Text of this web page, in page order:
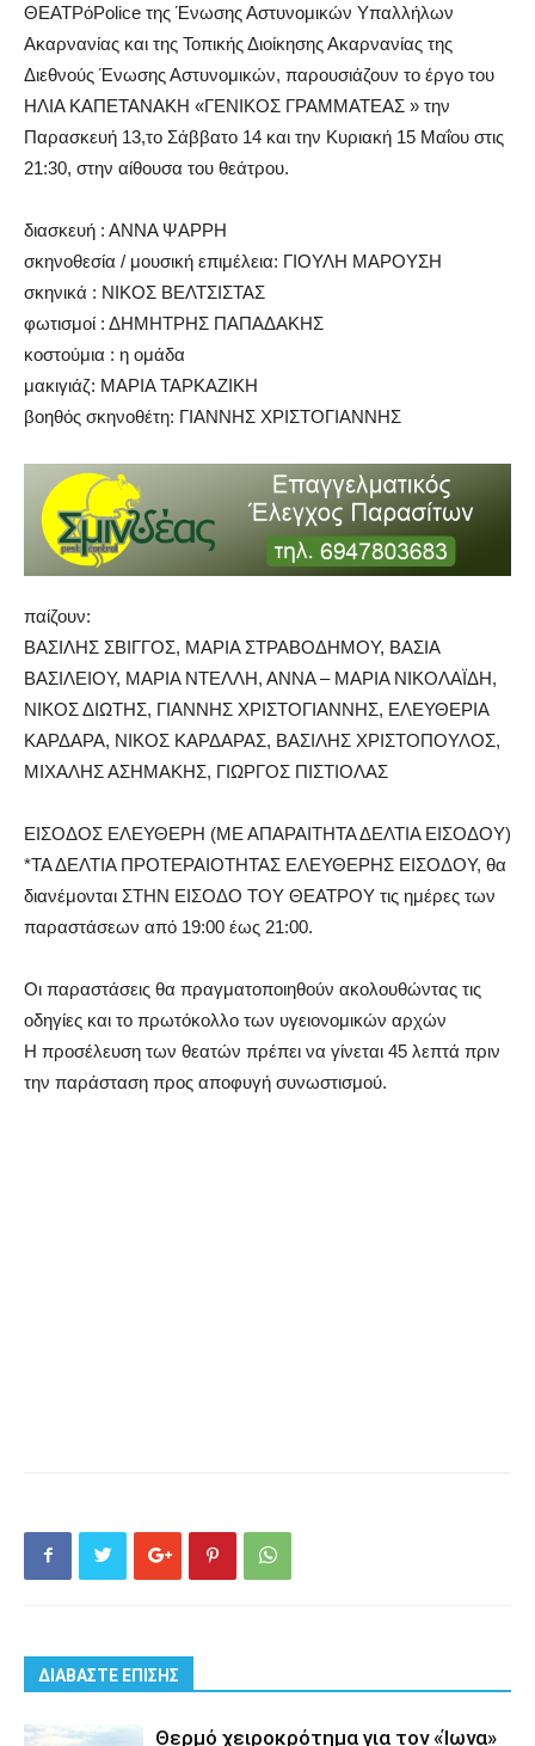
ΘΕΑΤΡόPolice της Ένωσης Αστυνομικών Υπαλλήλων
Ακαρνανίας και της Τοπικής Διοίκησης Ακαρνανίας της
Διεθνούς Ένωσης Αστυνομικών, παρουσιάζουν το έργο του
ΗΛΙΑ ΚΑΠΕΤΑΝΑΚΗ «ΓΕΝΙΚΟΣ ΓΡΑΜΜΑΤΕΑΣ » την
Παρασκευή 13,το Σάββατο 14 και την Κυριακή 15 Μαΐου στις
21:30, στην αίθουσα του θεάτρου.
διασκευή : ΑΝΝΑ ΨΑΡΡΗ
σκηνοθεσία / μουσική επιμέλεια: ΓΙΟΥΛΗ ΜΑΡΟΥΣΗ
σκηνικά : ΝΙΚΟΣ ΒΕΛΤΣΙΣΤΑΣ
φωτισμοί : ΔΗΜΗΤΡΗΣ ΠΑΠΑΔΑΚΗΣ
κοστούμια : η ομάδα
μακιγιάζ: ΜΑΡΙΑ ΤΑΡΚΑΖΙΚΗ
βοηθός σκηνοθέτη: ΓΙΑΝΝΗΣ ΧΡΙΣΤΟΓΙΑΝΝΗΣ
παίζουν:
ΒΑΣΙΛΗΣ ΣΒΙΓΓΟΣ, ΜΑΡΙΑ ΣΤΡΑΒΟΔΗΜΟΥ, ΒΑΣΙΑ
ΒΑΣΙΛΕΙΟΥ, ΜΑΡΙΑ ΝΤΕΛΛΗ, ΑΝΝΑ – ΜΑΡΙΑ ΝΙΚΟΛΑΪΔΗ,
ΝΙΚΟΣ ΔΙΩΤΗΣ, ΓΙΑΝΝΗΣ ΧΡΙΣΤΟΓΙΑΝΝΗΣ, ΕΛΕΥΘΕΡΙΑ
ΚΑΡΔΑΡΑ, ΝΙΚΟΣ ΚΑΡΔΑΡΑΣ, ΒΑΣΙΛΗΣ ΧΡΙΣΤΟΠΟΥΛΟΣ,
ΜΙΧΑΛΗΣ ΑΣΗΜΑΚΗΣ, ΓΙΩΡΓΟΣ ΠΙΣΤΙΟΛΑΣ
ΕΙΣΟΔΟΣ ΕΛΕΥΘΕΡΗ (ΜΕ ΑΠΑΡΑΙΤΗΤΑ ΔΕΛΤΙΑ ΕΙΣΟΔΟΥ)
*ΤΑ ΔΕΛΤΙΑ ΠΡΟΤΕΡΑΙΟΤΗΤΑΣ ΕΛΕΥΘΕΡΗΣ ΕΙΣΟΔΟΥ, θα
διανέμονται ΣΤΗΝ ΕΙΣΟΔΟ ΤΟΥ ΘΕΑΤΡΟΥ τις ημέρες των
παραστάσεων από 19:00 έως 21:00.
Οι παραστάσεις θα πραγματοποιηθούν ακολουθώντας τις
οδηγίες και το πρωτόκολλο των υγειονομικών αρχών
Η προσέλευση των θεατών πρέπει να γίνεται 45 λεπτά πριν
την παράσταση προς αποφυγή συνωστισμού.
ΔΙΑΒΑΣΤΕ ΕΠΙΣΗΣ
Θερμό χειροκρότημα για τον «Ίωνα»